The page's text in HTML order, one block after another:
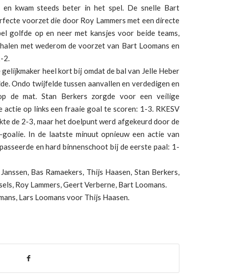
en kwam steeds beter in het spel. De snelle Bart
voorzet die door Roy Lammers met een directe
golfde op en neer met kansjes voor beide teams,
met wederom de voorzet van Bart Loomans en
2.
heel kort bij omdat de bal van Jelle Heber
Ondo twijfelde tussen aanvallen en verdedigen en
de mat. Stan Berkers zorgde voor een veilige
op links een fraaie goal te scoren: 1-3. RKESV
de 2-3, maar het doelpunt werd afgekeurd door de
In de laatste minuut opnieuw een actie van
en hard binnenschoot bij de eerste paal: 1-
Bas Ramaekers, Thijs Haasen, Stan Berkers,
Roy Lammers, Geert Verberne, Bart Loomans.
Lars Loomans voor Thijs Haasen.